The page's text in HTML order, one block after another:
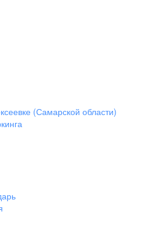
(Самарской области)